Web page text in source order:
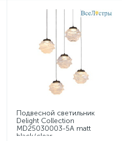
Подвесной светильник
Delight Collection
MD25030003-5A matt
black/clear